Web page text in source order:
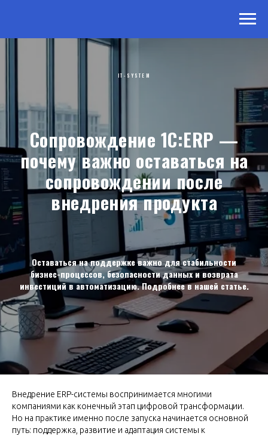
IT-SYSTEM
Сопровождение 1С:ERP —
почему важно оставаться на
сопровождении после
внедрения продукта
Оставаться на поддержке важно для стабильности
бизнес-процессов, безопасности данных и возврата
инвестиций в автоматизацию. Подробнее в нашей статье.
Внедрение ERP-системы воспринимается многими
компаниями как конечный этап цифровой трансформации.
Но на практике именно после запуска начинается основной
путь: поддержка, развитие и адаптация системы к